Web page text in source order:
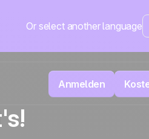
Or select another language
Anmelden